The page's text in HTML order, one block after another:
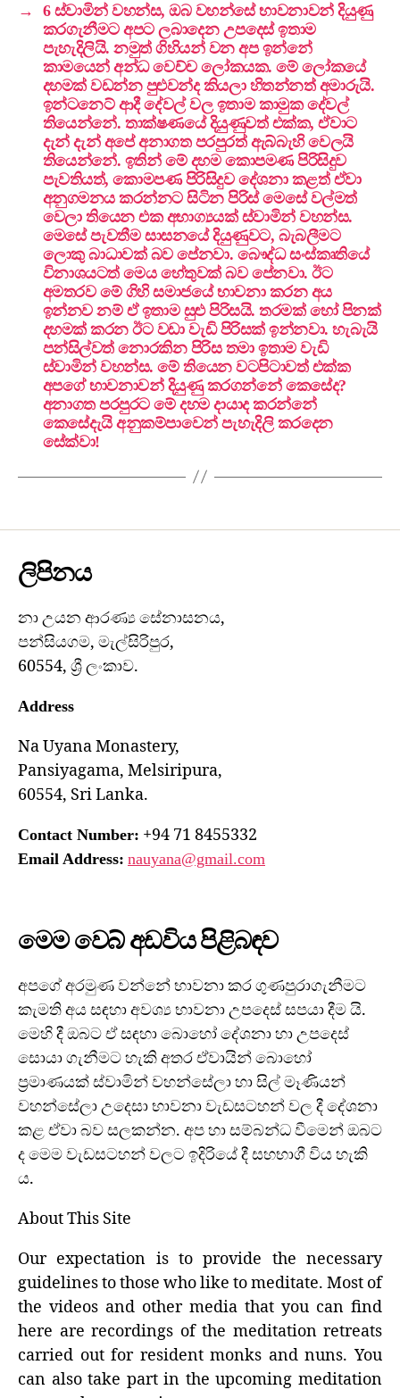
→
6 ස්වාමින් වහන්ස, ඔබ වහන්සේ භාවනාවන් දියුණු
කරගැනීමට අපට ලබාදෙන උපදෙස් ඉතාම
පැහැදිලියි. නමුත් ගිහියන් වන අප ඉන්නේ
කාමයෙන් අන්ධ වෙච්ච ලෝකයක. මේ ලෝකයේ
දහමක් වඩන්න පුළුවන්ද කියලා හිතන්නත් අමාරුයි.
ඉන්ටනෙට් ආදී දේවල් වල ඉතාම කාමුක දේවල්
තියෙන්නේ. තාක්ෂණයේ දියුණුවත් එක්ක, ඒවාට
දැන් දැන් අපේ අනාගත පරපුරත් ඇබ්බැහි වෙලයි
තියෙන්නේ. ඉතින් මේ දහම කොපමණ පිරිසිදුව
පැවතියත්, කොමපණ පිරිසිදුව දේශනා කළත් ඒවා
අනුගමනය කරන්නට සිටින පිරිස් මෙසේ වල්මත්
වෙලා තියෙන එක අභාග්‍යයක් ස්වාමින් වහන්ස.
මෙසේ පැවතීම සාසනයේ දියුණුවට, බැබලීමට
ලොකු බාධාවක් බව පේනවා. බෞද්ධ සංස්කෘතියේ
විනාශයටත් මෙය හේතුවක් බව පේනවා. ඊට
අමතරව මේ ගිහි සමාජයේ භාවනා කරන අය
ඉන්නව නම් ඒ ඉතාම සුළු පිරිසයි. තරමක් හෝ පිනක්
දහමක් කරන ඊට වඩා වැඩි පිරිසක් ඉන්නවා. හැබැයි
පන්සිල්වත් නොරකින පිරිස තමා ඉතාම වැඩි
ස්වාමින් වහන්ස. මේ තියෙන වටපිටාවත් එක්ක
අපගේ භාවනාවන් දියුණු කරගන්නේ කෙසේද?
අනාගත පරපුරට මේ දහම දායාද කරන්නේ
කෙසේදැයි අනුකම්පාවෙන් පැහැදිලි කරදෙන
සේක්වා!
ලිපිනය
නා උයන ආරණ්‍ය සේනාසනය,
පන්සියගම, මැල්සිරිපුර,
60554, ශ්‍රී ලංකාව.
Address
Na Uyana Monastery,
Pansiyagama, Melsiripura,
60554, Sri Lanka.
Contact Number: +94 71 8455332
Email Address: nauyana@gmail.com
මෙම වෙබ් අඩවිය පිළිබඳව
අපගේ අරමුණ වන්නේ භාවනා කර ගුණපුරාගැනීමට
කැමති අය සඳහා අවශ්‍ය භාවනා උපදෙස් සපයා දීම යි.
මෙහි දී ඔබට ඒ සඳහා බොහෝ දේශනා හා උපදෙස්
සොයා ගැනීමට හැකි අතර ඒවායින් බොහෝ
ප්‍රමාණයක් ස්වාමින් වහන්සේලා හා සිල් මෑණියන්
වහන්සේලා උදෙසා භාවනා වැඩසටහන් වල දී දේශනා
කළ ඒවා බව සලකන්න. අප හා සම්බන්ධ වීමෙන් ඔබට
ද මෙම වැඩසටහන් වලට ඉදිරියේ දී සහභාගී විය හැකි
ය.
About This Site
Our expectation is to provide the necessary
guidelines to those who like to meditate. Most of
the videos and other media that you can find
here are recordings of the meditation retreats
carried out for resident monks and nuns. You
can also take part in the upcoming meditation